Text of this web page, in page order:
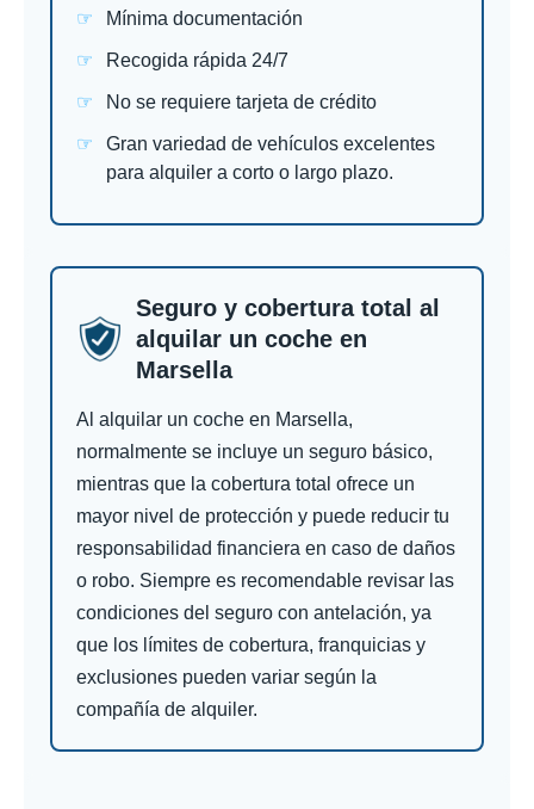
Mínima documentación
Recogida rápida 24/7
No se requiere tarjeta de crédito
Gran variedad de vehículos excelentes
para alquiler a corto o largo plazo.
Seguro y cobertura total al
alquilar un coche en
Marsella
Al alquilar un coche en Marsella,
normalmente se incluye un seguro básico,
mientras que la cobertura total ofrece un
mayor nivel de protección y puede reducir tu
responsabilidad financiera en caso de daños
o robo. Siempre es recomendable revisar las
condiciones del seguro con antelación, ya
que los límites de cobertura, franquicias y
exclusiones pueden variar según la
compañía de alquiler.